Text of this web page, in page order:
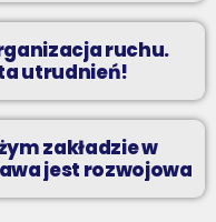
ruchu.
utrudnień!
zakładzie w
jest rozwojowa